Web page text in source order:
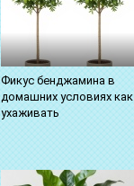
Фикус бенджамина в
домашних условиях как
ухаживать